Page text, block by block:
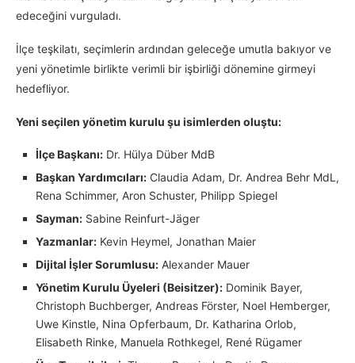
edeceğini vurguladı.
İlçe teşkilatı, seçimlerin ardından geleceğe umutla bakıyor ve
yeni yönetimle birlikte verimli bir işbirliği dönemine girmeyi
hedefliyor.
Yeni seçilen yönetim kurulu şu isimlerden oluştu:
İlçe Başkanı: Dr. Hülya Düber MdB
Başkan Yardımcıları: Claudia Adam, Dr. Andrea Behr MdL,
Rena Schimmer, Aron Schuster, Philipp Spiegel
Sayman: Sabine Reinfurt-Jäger
Yazmanlar: Kevin Heymel, Jonathan Maier
Dijital İşler Sorumlusu: Alexander Mauer
Yönetim Kurulu Üyeleri (Beisitzer): Dominik Bayer,
Christoph Buchberger, Andreas Förster, Noel Hemberger,
Uwe Kinstle, Nina Opferbaum, Dr. Katharina Orlob,
Elisabeth Rinke, Manuela Rothkegel, René Rügamer